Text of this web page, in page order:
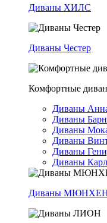
Диваны ХИЛС
Диваны Честер
Комфортные
Диваны
Диваны
Диваны
Диваны
Диваны
Диваны
Диваны